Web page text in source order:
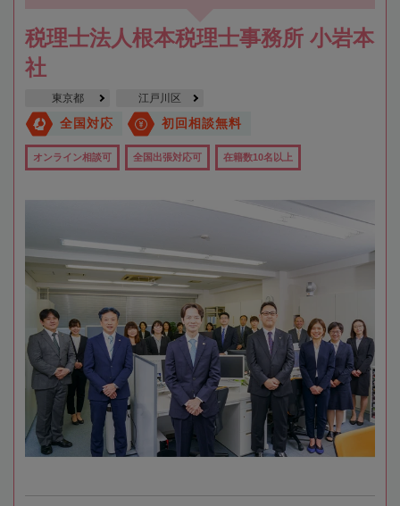
税理士法人根本税理士事務所 小岩本
社
東京都 江戸川区
全国対応 初回相談無料
オンライン相談可 全国出張対応可 在籍数10名以上